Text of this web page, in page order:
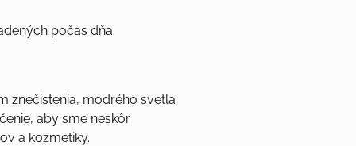
počas dňa.
znečistenia, modrého svetla
aby sme neskôr
a kozmetiky.